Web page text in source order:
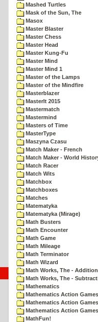
Mashed Turtles
Mask of the Sun, The
Masox
Master Blaster
Master Chess
Master Head
Master Kung-Fu
Master Mind
Master Mind 1
Master of the Lamps
Master of the Mindfire
Masterblazer
MasterIt 2015
Mastermatch
Mastermind
Masters of Time
MasterType
Maszyna Czasu
Match Maker - French
Match Maker - World
Match Racer
Match Wits
Matchbox
Matchboxes
Matches
Matematyka
Matematyka (Mirage)
Math Busters
Math Encounter
Math Game
Math Mileage
Math Terminator
Math Wizard
Math Works, The - Addition
Math Works, The -
Mathematics
Mathematics Action
Mathematics Action
Mathematics Action
MathFun!